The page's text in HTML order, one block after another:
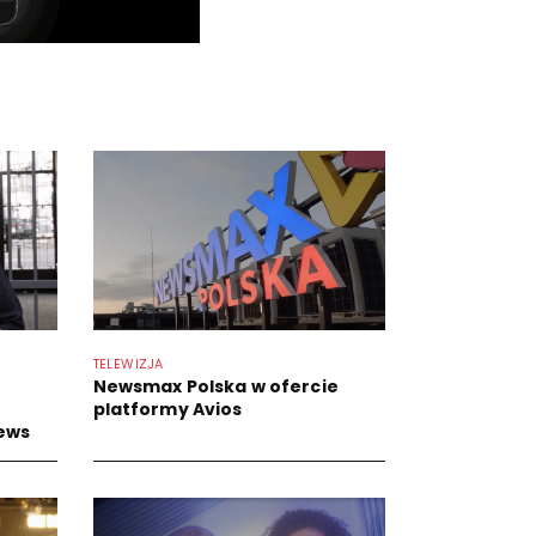
TELEWIZJA
Newsmax Polska w ofercie
platformy Avios